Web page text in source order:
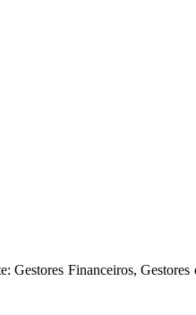
Gestores Financeiros,